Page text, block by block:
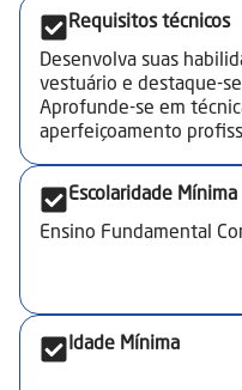
da modelagem em
projetos de sistemas,
da utilização de
modelagem de dados.
Requisitos técnicos
Desenvolva suas
vestuário e destaque-
Aprofunde-se em
aperfeiçoamento
Escolaridade Mínima
Ensino Fundamental
Idade Mínima